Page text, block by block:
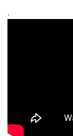
.